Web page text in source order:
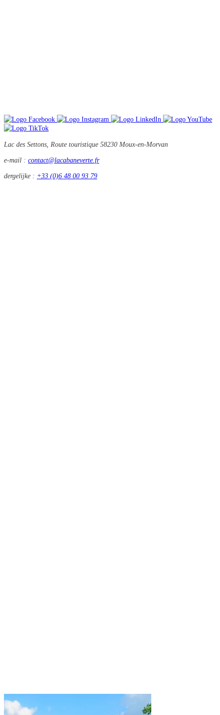
Lac des Settons, Route touristique 58230 Moux-en-Morvan
e-mail : contact@lacabaneverte.fr
dergelijke : +33 (0)6 48 00 93 79